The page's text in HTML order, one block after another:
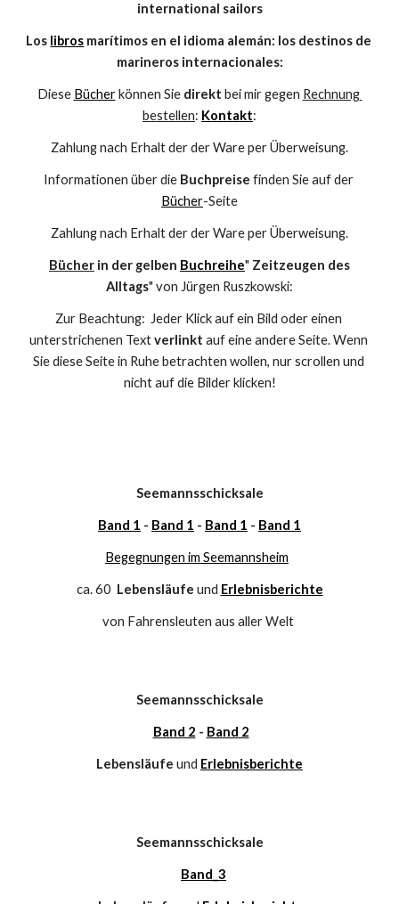
international sailors
Los libros marítimos en el idioma alemán: los destinos de
marineros internacionales:
Diese Bücher können Sie direkt bei mir gegen Rechnung
bestellen: Kontakt:
Zahlung nach Erhalt der der Ware per Überweisung.
Informationen über die Buchpreise
finden Sie auf der
Bücher-Seite
Zahlung nach Erhalt der der Ware per Überweisung.
Bücher in der gelben Buchreihe" Zeitzeugen des
Alltags" von Jürgen Ruszkowski:
Zur Beachtung:  Jeder Klick auf ein Bild oder einen
unterstrichenen Text verlinkt auf eine andere Seite. Wenn
Sie diese Seite in Ruhe betrachten wollen, nur scrollen und
nicht auf die Bilder klicken!
Seemannsschicksale
Band 1 - Band 1 - Band 1 - Band 1
Begegnungen im Seemannsheim
ca. 60 Lebensläufe und Erlebnisberichte
von Fahrensleuten aus aller Welt
Seemannsschicksale
Band 2 - Band 2
Lebensläufe und Erlebnisberichte
Seemannsschicksale
Band_3